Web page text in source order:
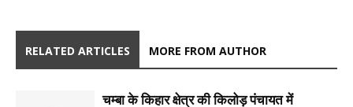
RELATED ARTICLES MORE FROM AUTHOR
चम्बा के किहार क्षेत्र की किलोड़ पंचायत में